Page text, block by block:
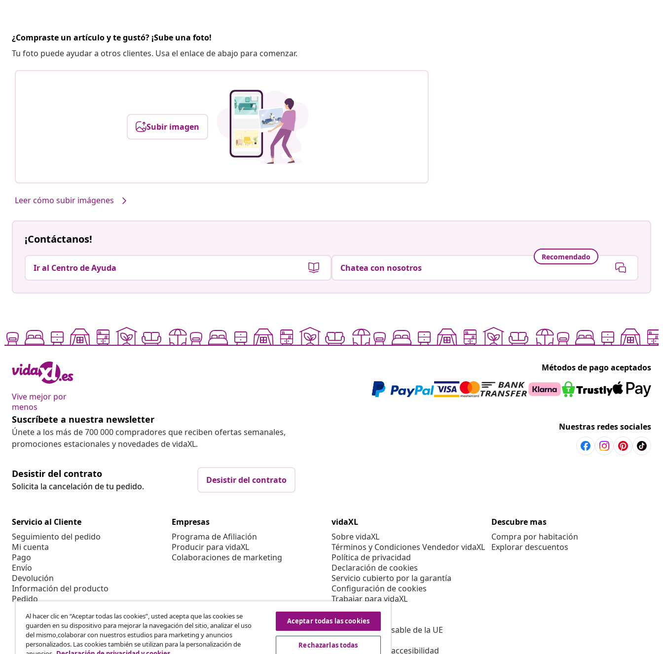
¿Compraste un artículo y te gustó? ¡Sube una foto!
Tu foto puede ayudar a otros clientes. Usa el enlace de abajo para comenzar.
Subir imagen
Leer cómo subir imágenes
¡Contáctanos!
Ir al Centro de Ayuda
Recomendado
Chatea con nosotros
Vive mejor por
menos
Métodos de pago aceptados
Suscríbete a nuestra newsletter
Únete a los más de 700 000 compradores que reciben ofertas semanales,
promociones estacionales y novedades de vidaXL.
Nuestras redes sociales
Desistir del contrato
Solicita la cancelación de tu pedido.
Desistir del contrato
Servicio al Cliente
Seguimiento del pedido
Mi cuenta
Pago
Envío
Devolución
Información del producto
Pedido
Empresas
Programa de Afiliación
Producir para vidaXL
Colaboraciones de marketing
vidaXL
Sobre vidaXL
Términos y Condiciones Vendedor vidaXL
Política de privacidad
Declaración de cookies
Servicio cubierto por la garantía
Configuración de cookies
Trabajar para vidaXL
Aviso legal
Seguridad
Persona responsable de la UE
Política de EPR
Información de accesibilidad
Descubre mas
Compra por habitación
Explorar descuentos
Al hacer clic en “Aceptar todas las cookies”, usted acepta que las cookies se
guarden en su dispositivo para mejorar la navegación del sitio, analizar el uso
del mismo,colaborar con nuestros estudios para marketing y anuncios
personalizados. Las cookies también se utilizan para la personalización de
Aceptar todas las cookies
Rechazarlas todas